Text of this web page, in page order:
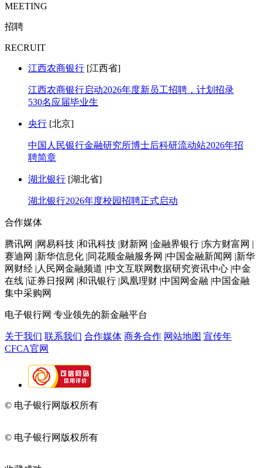
MEETING
招聘
RECRUIT
江西农商银行 [江西省]
江西农商银行启动2026年度新员工招聘，计划招录
530名应届毕业生
央行 [北京]
中国人民银行金融研究所博士后科研流动站2026年招
聘简章
湖北银行 [湖北省]
湖北银行2026年度校园招聘正式启动
合作媒体
腾讯网 |网易科技 |和讯科技 |财新网 |金融界银行 |东方财富网 |
赛迪网 |新华信息化 |同花顺金融服务网 |中国金融新闻网 |新华
网财经 |人民网金融频道 |中文互联网数据研究资讯中心 |中金
在线 |证券日报网 |和讯银行 |凤凰理财 |中国网金融 |中国金融
集中采购网
电子银行网 专业领先的新金融平台
关于我们 联系我们 合作媒体 商务合作 网站地图 宣传年
CFCA官网
© 电子银行网版权所有
© 电子银行网版权所有